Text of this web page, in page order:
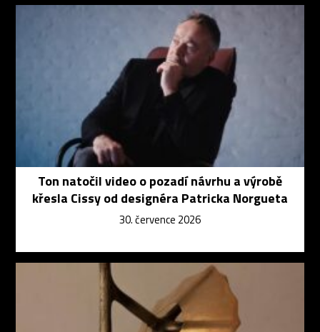
Ton natočil video o pozadí návrhu a výrobě
křesla Cissy od designéra Patricka Norgueta
30. července 2026